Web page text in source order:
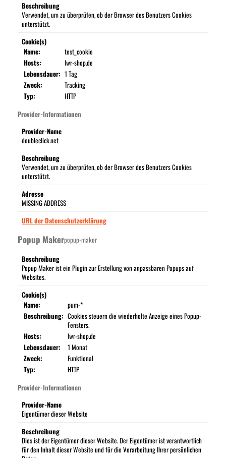
Beschreibung
Verwendet, um zu überprüfen, ob der Browser des Benutzers Cookies
unterstützt.
Cookie(s)
Name:
test_cookie
Hosts:
lwr-shop.de
Lebensdauer: 1 Tag
Zweck:
Tracking
Typ:
HTTP
Provider-Informationen
Provider-Name
doubleclick.net
Beschreibung
Verwendet, um zu überprüfen, ob der Browser des Benutzers Cookies
unterstützt.
Adresse
MISSING ADDRESS
URL der Datenschutzerklärung
Popup Makerpopup-maker
Beschreibung
Popup Maker ist ein Plugin zur Erstellung von anpassbaren Popups auf
Websites.
Cookie(s)
Name:
pum-*
Beschreibung: Cookies steuern die wiederholte Anzeige eines Popup-
Fensters.
Hosts:
lwr-shop.de
Lebensdauer:
1 Monat
Zweck:
Funktional
Typ:
HTTP
Provider-Informationen
Provider-Name
Eigentümer dieser Website
Beschreibung
Dies ist der Eigentümer dieser Website. Der Eigentümer ist verantwortlich
für den Inhalt dieser Website und für die Verarbeitung Ihrer persönlichen